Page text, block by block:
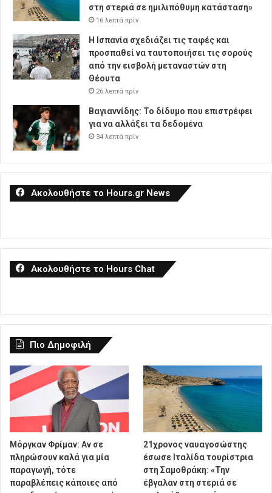
στη στεριά σε ημιλιπόθυμη κατάσταση»
16 λεπτά πρίν
Η Ισπανία σχεδιάζει τις ταφές και
προσπαθεί να ταυτοποιήσει τις σορούς
από την εισβολή μεταναστών στη
Θέουτα
26 λεπτά πρίν
Βαγιαννίδης: Το δίδυμο που επιστρέφει
για να αλλάξει τα δεδομένα
34 λεπτά πρίν
Ακολουθήστε το Hours.gr News
Ακολουθήστε το Hours Chat
Πιο Δημοφιλή
Μόργκαν Φρίμαν: Αν σε
πληρώσουν καλά για μία
παραγωγή, τότε
παραβλέπεις κάποιες από
21χρονος ναυαγοσώστης
έσωσε Ιταλίδα τουρίστρια
στη Σαμοθράκη: «Την
έβγαλαν στη στεριά σε